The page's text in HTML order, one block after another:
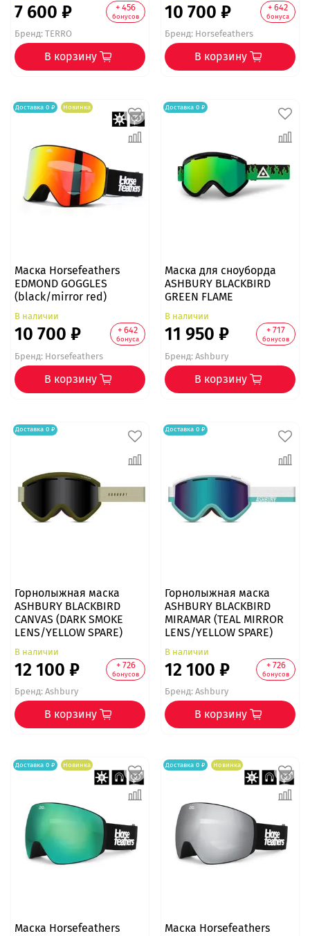
7 600 ₽ + 456
бонусов
Бренд:TERRO
В корзину
10 700 ₽ + 642
бонуса
Бренд:Horsefeathers
В корзину
Доставка 0 ₽ Новинка
Маска Horsefeathers
EDMOND GOGGLES
(black/mirror red)
В наличии
10 700 ₽ + 642
бонуса
Бренд:Horsefeathers
В корзину
Доставка 0 ₽
Маска для сноуборда
ASHBURY BLACKBIRD
GREEN FLAME
В наличии
11 950 ₽ + 717
бонусов
Бренд:Ashbury
В корзину
Доставка 0 ₽
Горнолыжная маска
ASHBURY BLACKBIRD
CANVAS (DARK SMOKE
LENS/YELLOW SPARE)
В наличии
12 100 ₽ + 726
бонусов
Бренд:Ashbury
В корзину
Доставка 0 ₽
Горнолыжная маска
ASHBURY BLACKBIRD
MIRAMAR (TEAL MIRROR
LENS/YELLOW SPARE)
В наличии
12 100 ₽ + 726
бонусов
Бренд:Ashbury
В корзину
Доставка 0 ₽ Новинка
Маска Horsefeathers
Доставка 0 ₽ Новинка
Маска Horsefeathers